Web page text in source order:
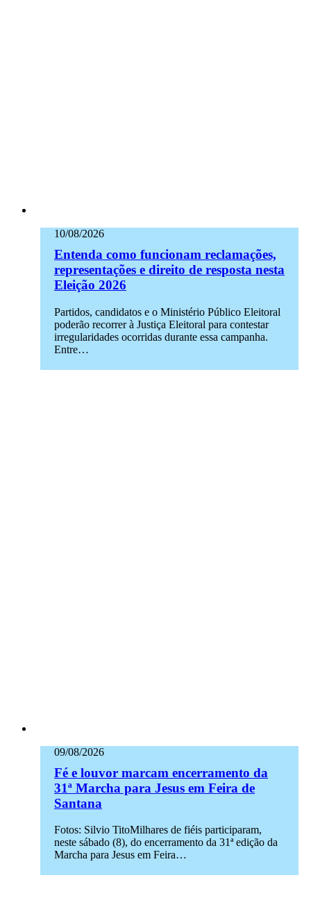
10/08/2026
Entenda como funcionam reclamações,
representações e direito de resposta nesta
Eleição 2026
Partidos, candidatos e o Ministério Público Eleitoral
poderão recorrer à Justiça Eleitoral para contestar
irregularidades ocorridas durante essa campanha.
Entre…
09/08/2026
Fé e louvor marcam encerramento da
31ª Marcha para Jesus em Feira de
Santana
Fotos: Silvio TitoMilhares de fiéis participaram,
neste sábado (8), do encerramento da 31ª edição da
Marcha para Jesus em Feira…